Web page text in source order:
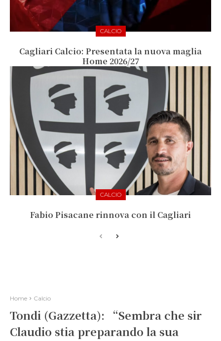
CALCIO
Cagliari Calcio: Presentata la nuova maglia
Home 2026/27
CALCIO
Fabio Pisacane rinnova con il Cagliari